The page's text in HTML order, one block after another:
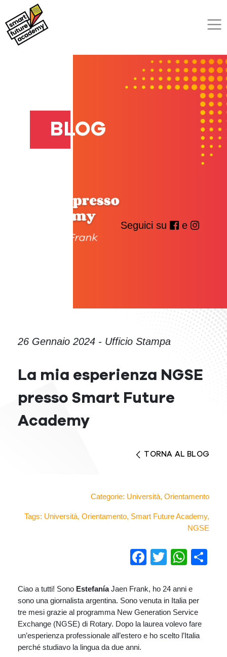
BLOG
Seguici su e
26 Gennaio 2024 - Ufficio Stampa
La mia esperienza NGSE
presso Smart Future
Academy
TORNA AL BLOG
Categorie: Università, Orientamento
Tags: Università, Orientamento, Smart Future Academy,
NGSE
Facebook
Twitter
Ciao a tutti! Sono EstefaníaJaen Frank, ho 24 anni e
sono una giornalista argentina. Sono venuta in Italia per
tre mesi grazie al programma New Generation Service
Exchange (NGSE) di Rotary. Dopo la laurea volevo fare
un’esperienza professionale all’estero e ho scelto l’Italia
perché studiavo la lingua da due anni.